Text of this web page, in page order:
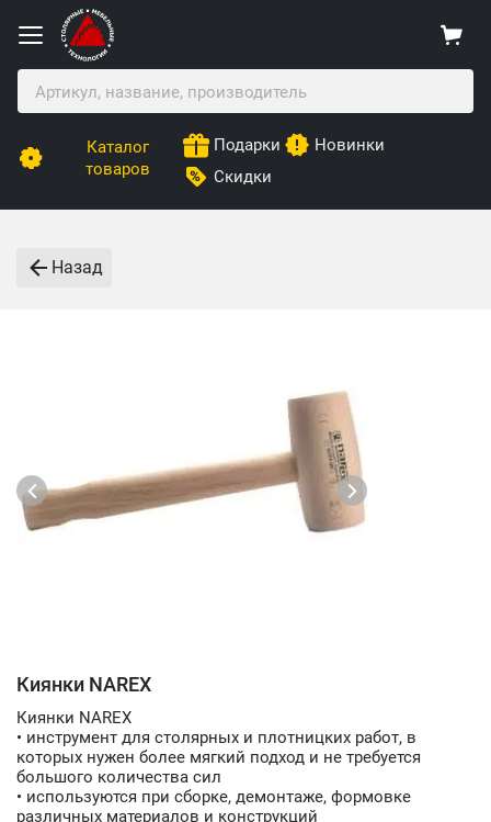
Каталог
товаров
Подарки
Новинки
Скидки
Назад
Киянки NAREX
Киянки NAREX
• инструмент для столярных и плотницких работ, в
которых нужен более мягкий подход и не требуется
большого количества сил
• используются при сборке, демонтаже, формовке
различных материалов и конструкций